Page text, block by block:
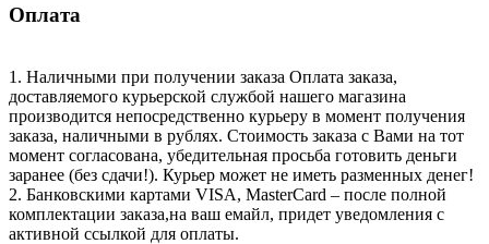
Оплата
1. Наличными при получении заказа Оплата заказа,
доставляемого курьерской службой нашего магазина
производится непосредственно курьеру в момент получения
заказа, наличными в рублях. Стоимость заказа с Вами на тот
момент согласована, убедительная просьба готовить деньги
заранее (без сдачи!). Курьер может не иметь разменных денег!
2. Банковскими картами VISA, MasterCard – после полной
комплектации заказа,на ваш емайл, придет уведомления с
активной ссылкой для оплаты.